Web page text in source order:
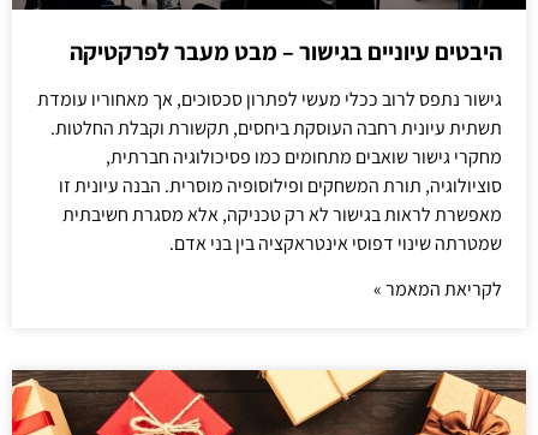
היבטים עיוניים בגישור – מבט מעבר לפרקטיקה
גישור נתפס לרוב ככלי מעשי לפתרון סכסוכים, אך מאחוריו עומדת
תשתית עיונית רחבה העוסקת ביחסים, תקשורת וקבלת החלטות.
מחקרי גישור שואבים מתחומים כמו פסיכולוגיה חברתית,
סוציולוגיה, תורת המשחקים ופילוסופיה מוסרית. הבנה עיונית זו
מאפשרת לראות בגישור לא רק טכניקה, אלא מסגרת חשיבתית
שמטרתה שינוי דפוסי אינטראקציה בין בני אדם.
לקריאת המאמר »